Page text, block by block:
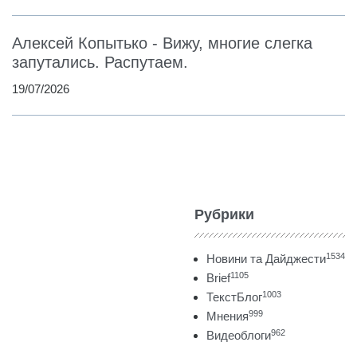
Алексей Копытько - Вижу, многие слегка
запутались. Распутаем.
19/07/2026
Рубрики
Новини та Дайджести1534
Brief1105
ТекстБлог1003
Мнения999
Видеоблоги962